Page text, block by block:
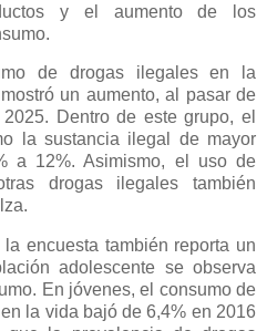
y el aumento de los
de drogas ilegales en la
un aumento, al pasar de
Dentro de este grupo, el
la sustancia ilegal de mayor
a 12%. Asimismo, el uso de
drogas ilegales también
encuesta también reporta un
adolescente se observa
En jóvenes, el consumo de
la vida bajó de 6,4% en 2016